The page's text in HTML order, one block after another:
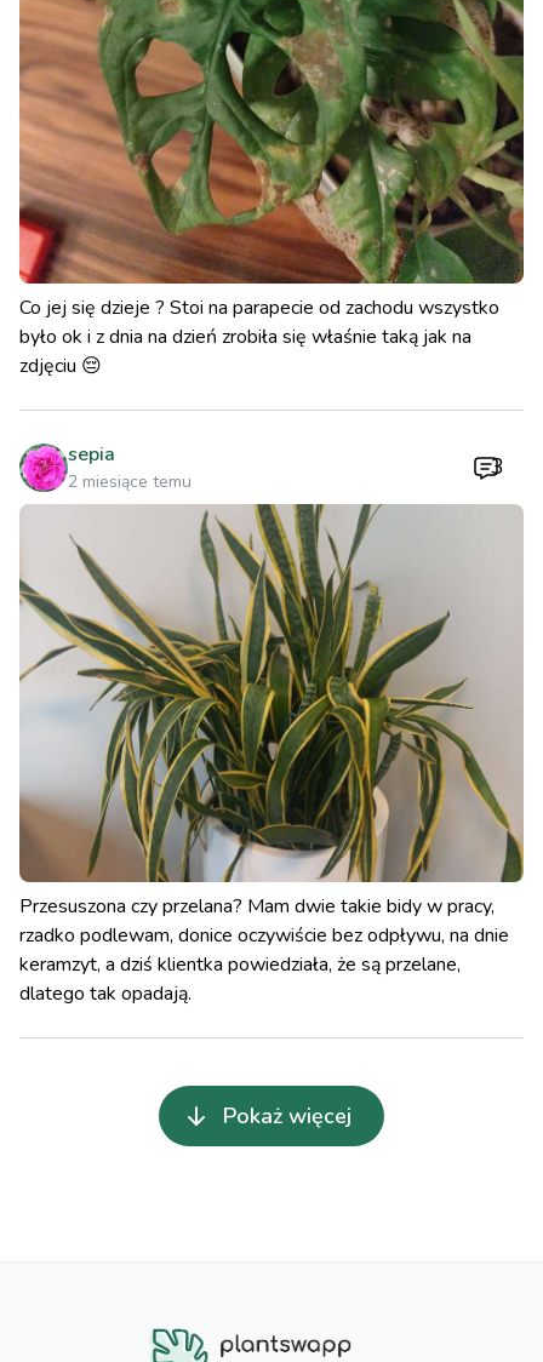
Co jej się dzieje ? Stoi na parapecie od zachodu wszystko
było ok i z dnia na dzień zrobiła się właśnie taką jak na
zdjęciu 😔
sepia
2 miesiące temu
3
Przesuszona czy przelana? Mam dwie takie bidy w pracy,
rzadko podlewam, donice oczywiście bez odpływu, na dnie
keramzyt, a dziś klientka powiedziała, że są przelane,
dlatego tak opadają.
Pokaż więcej